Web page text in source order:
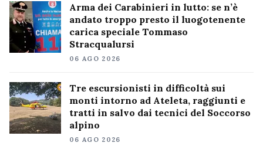
Arma dei Carabinieri in lutto: se n’è
andato troppo presto il luogotenente
carica speciale Tommaso
Stracqualursi
06 AGO 2026
Tre escursionisti in difficoltà sui
monti intorno ad Ateleta, raggiunti e
tratti in salvo dai tecnici del Soccorso
alpino
06 AGO 2026